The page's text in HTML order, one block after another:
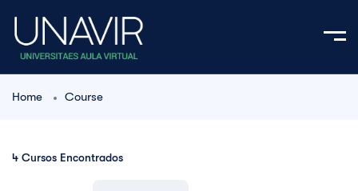
Home Course
4 Cursos Encontrados